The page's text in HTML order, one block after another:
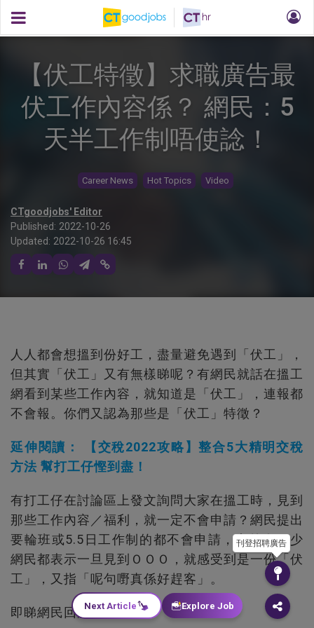
【伏工特徵】求職廣告最
伏工作內容係？ 網民：5
天半工作制唔使諗！
Career News Hot Topics Video
CTgoodjobs' Editor
Published: 2022-10-26
Updated: 2022-10-26 16:45
人人都會想搵到份好工，盡量避免遇到「伏工」，
但其實「伏工」又有無樣睇呢？有網民就話在搵工
網看到某些工作內容，就知道是「伏工」，連報都
不會報。你們又認為那些是「伏工」特徵？
延伸閱讀： 【交稅2022攻略】整合5大精明交稅
方法 幫打工仔慳到盡！
有打工仔在討論區上發文詢問大家在搵工時，見到
那些工作內容／福利，就一定不會申請？網民提出
要輪班或5.5日工作制的都不會申請，意外有不少
網民都表示一旦見到ＯＯＯ，就感受到是一份「伏
工」，又指「呢句嘢真係好趕客」。
即睇網民回應：
刊登招聘廣告
Next Article Explore Job